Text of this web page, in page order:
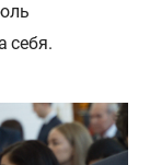
себя.